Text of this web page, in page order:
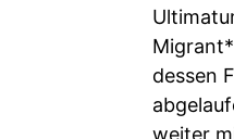
dessen
weiter